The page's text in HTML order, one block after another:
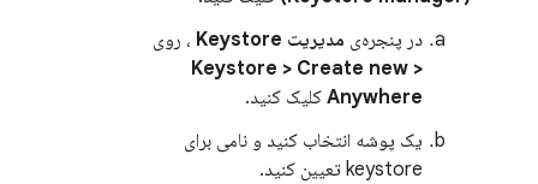
در پنجره‌ی مدیریت Keystore
، روی
Keystore > Create new >
Anywhere کلیک کنید.
یک پوشه انتخاب کنید و نامی برای
keystore تعیین کنید.